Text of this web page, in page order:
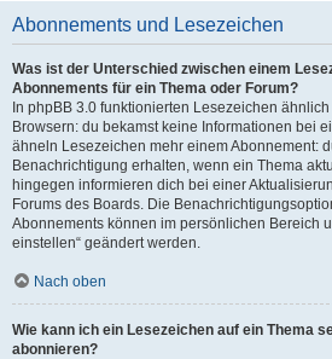
Abonnements und Lesezeichen
Was ist der Unterschied zwischen einem
Abonnements für ein Thema oder Forum?
In phpBB 3.0 funktionierten Lesezeichen
Browsern: du bekamst keine Informationen bei
ähneln Lesezeichen mehr einem Abonnement:
Benachrichtigung erhalten, wenn ein Thema
hingegen informieren dich bei einer
Forums des Boards. Die
Abonnements können im persönlichen Bereich
einstellen“ geändert werden.
Nach oben
Wie kann ich ein Lesezeichen auf ein Thema
abonnieren?